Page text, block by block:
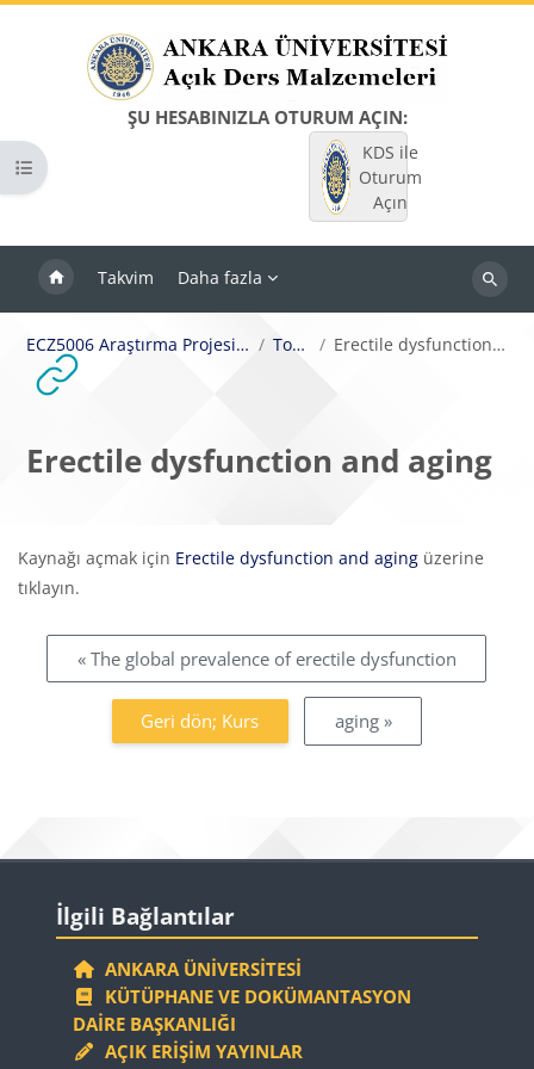
ŞU HESABINIZLA OTURUM AÇIN:
KDS ile
Oturum
Açın
Takvim Daha fazla
Dersleri
Kurs dizinini aç
ECZ5006 Araştırma Projesi II uygulama Topic 4 Erectile dysfunction and aging
Erectile dysfunction and aging
Tamamlama Gereklilikleri
Kaynağı açmak için Erectile dysfunction and aging üzerine
tıklayın.
« The global prevalence of erectile dysfunction
Geri dön; Kurs aging »
Bloklar
İlgili Bağlantılar
ANKARA ÜNIVERSITESI
KÜTÜPHANE VE DOKÜMANTASYON
DAIRE BAŞKANLIĞI
AÇIK ERIŞIM YAYINLAR